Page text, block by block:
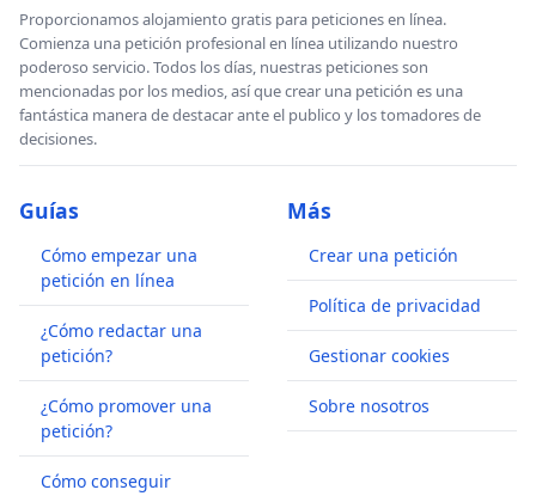
Proporcionamos alojamiento gratis para peticiones en línea.
Comienza una petición profesional en línea utilizando nuestro
poderoso servicio. Todos los días, nuestras peticiones son
mencionadas por los medios, así que crear una petición es una
fantástica manera de destacar ante el publico y los tomadores de
decisiones.
Guías
Cómo empezar una
petición en línea
¿Cómo redactar una
petición?
¿Cómo promover una
petición?
Cómo conseguir
Más
Crear una petición
Política de privacidad
Gestionar cookies
Sobre nosotros